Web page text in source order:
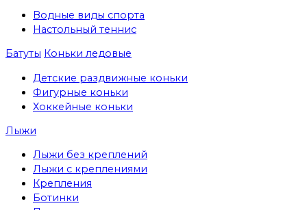
Водные виды спорта
Настольный теннис
Батуты Коньки ледовые
Детские раздвижные коньки
Фигурные коньки
Хоккейные коньки
Лыжи
Лыжи без креплений
Лыжи с креплениями
Крепления
Ботинки